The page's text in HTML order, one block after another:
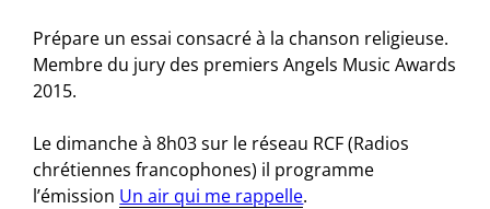
Prépare un essai consacré à la chanson religieuse.
Membre du jury des premiers Angels Music Awards
2015.
Le dimanche à 8h03 sur le réseau RCF (Radios
chrétiennes francophones) il programme
l’émission Un air qui me rappelle.